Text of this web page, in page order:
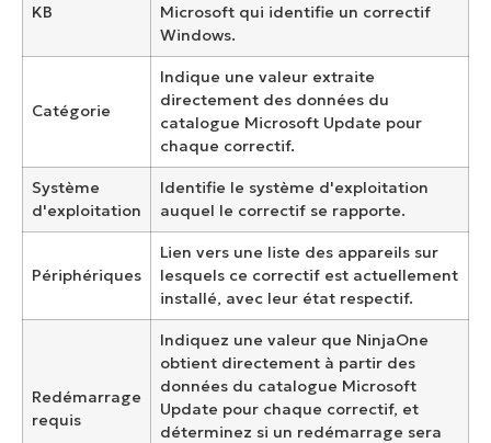
KB
Microsoft qui identifie un correctif
Windows.
Catégorie
Indique une valeur extraite
directement des données du
catalogue Microsoft Update pour
chaque correctif.
Système
d'exploitation
Identifie le système d'exploitation
auquel le correctif se rapporte.
Périphériques
Lien vers une liste des appareils sur
lesquels ce correctif est actuellement
installé, avec leur état respectif.
Redémarrage
requis
Indiquez une valeur que NinjaOne
obtient directement à partir des
données du catalogue Microsoft
Update pour chaque correctif, et
déterminez si un redémarrage sera